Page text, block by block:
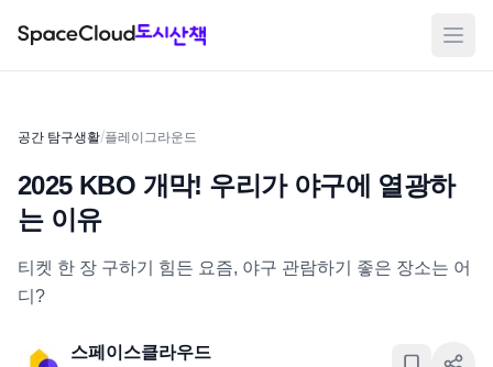
메뉴
공간 탐구생활/플레이그라운드
2025 KBO 개막! 우리가 야구에 열광하
는 이유
티켓 한 장 구하기 힘든 요즘, 야구 관람하기 좋은 장소는 어
디?
스페이스클라우드